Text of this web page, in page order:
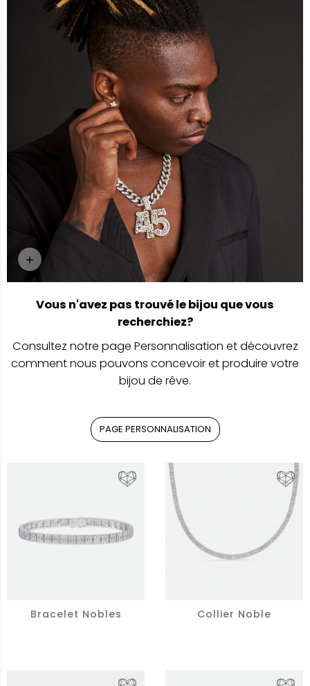
+ Page Personnalisation
Vous n'avez pas trouvé le bijou que vous
recherchiez?
Consultez notre page Personnalisation et découvrez
comment nous pouvons concevoir et produire votre
bijou de rêve.
PAGE PERSONNALISATION
Bracelet Nobles Collier Noble